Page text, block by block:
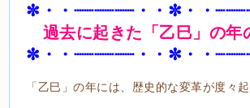
✼・・┈┈┈┈┈┈・・✼・・
過去に起きた「乙巳」の年
✼・・┈┈┈┈┈┈・・✼・・
「乙巳」の年には、歴史的な変革が度々起